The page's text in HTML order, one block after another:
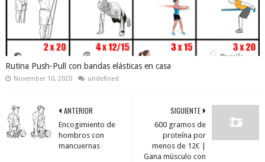
Rutina Push-Pull con bandas elásticas en casa
November 10, 2020 undefined
SIGUIENTE
600 gramos de
proteína por
menos de 12€ |
Gana músculo con
ANTERIOR
Encogimiento de
hombros con
mancuernas